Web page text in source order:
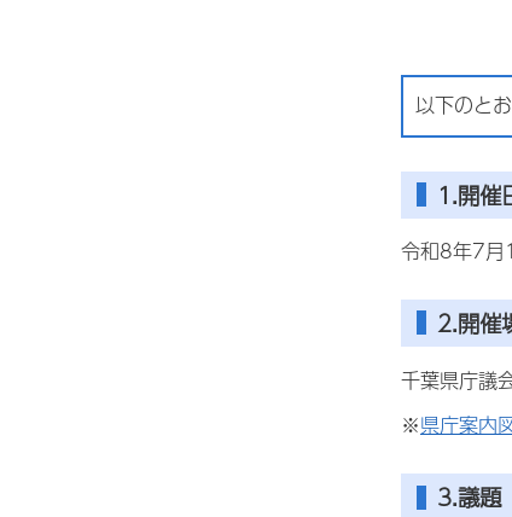
以下のと
1.開催
令和8年7月
2.開催
千葉県庁議
※県庁案内
3.議題